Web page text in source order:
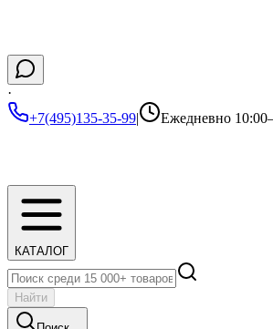
·
+7(495)135-35-99| Ежедневно
КАТАЛОГ
Найти